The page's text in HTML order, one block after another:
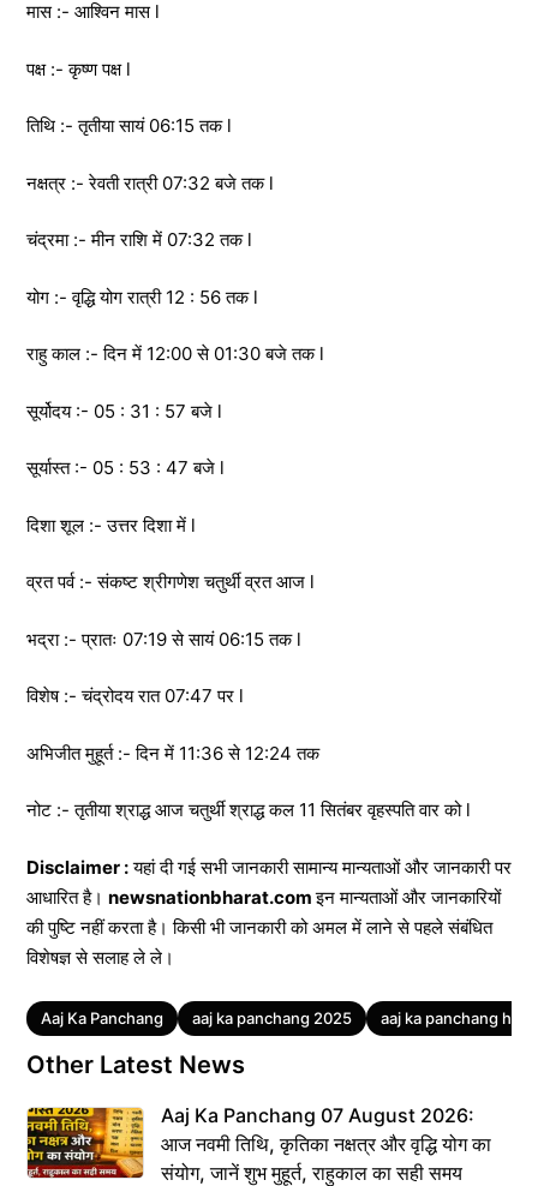
मास :- आश्विन मास l
पक्ष :- कृष्ण पक्ष l
तिथि :- तृतीया सायं 06:15 तक l
नक्षत्र :- रेवती रात्री 07:32 बजे तक l
चंद्रमा :- मीन राशि में 07:32 तक l
योग :- वृद्धि योग रात्री 12 : 56 तक l
राहु काल :- दिन में 12:00 से 01:30 बजे तक l
सूर्योदय :- 05 : 31 : 57 बजे l
सूर्यास्त :- 05 : 53 : 47 बजे l
दिशा शूल :- उत्तर दिशा में l
व्रत पर्व :- संकष्ट श्रीगणेश चतुर्थी व्रत आज l
भद्रा :- प्रातः 07:19 से सायं 06:15 तक l
विशेष :- चंद्रोदय रात 07:47 पर l
अभिजीत मुहूर्त :- दिन में 11:36 से 12:24 तक
नोट :- तृतीया श्राद्ध आज चतुर्थी श्राद्ध कल 11 सितंबर वृहस्पति वार को l
Disclaimer :यहां दी गई सभी जानकारी सामान्य मान्यताओं और जानकारी पर
आधारित है। newsnationbharat.comइन मान्यताओं और जानकारियों
की पुष्टि नहीं करता है। किसी भी जानकारी को अमल में लाने से पहले संबंधित
विशेषज्ञ से सलाह ले ले।
Tags
Aaj Ka Panchang aaj ka panchang 2025 aaj ka panchang hindi
Other Latest News
Aaj Ka Panchang 07 August 2026:
आज नवमी तिथि, कृतिका नक्षत्र और वृद्धि योग का
संयोग, जानें शुभ मुहूर्त, राहुकाल का सही समय